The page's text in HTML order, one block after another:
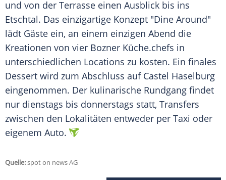
und von der Terrasse einen Ausblick bis ins
Etschtal. Das einzigartige Konzept "Dine Around"
lädt Gäste ein, an einem einzigen Abend die
Kreationen von vier Bozner Küche.chefs in
unterschiedlichen Locations zu kosten. Ein finales
Dessert wird zum Abschluss auf Castel Haselburg
eingenommen. Der kulinarische Rundgang findet
nur dienstags bis donnerstags statt, Transfers
zwischen den Lokalitäten entweder per Taxi oder
eigenem Auto.
Quelle:spot on news AG